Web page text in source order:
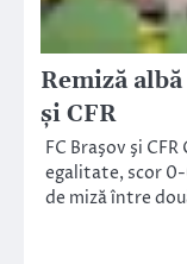
Remiză
şi CFR
FC Braşov şi
egalitate, scor
de miză între